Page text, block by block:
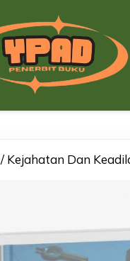
/ Kejahatan Dan